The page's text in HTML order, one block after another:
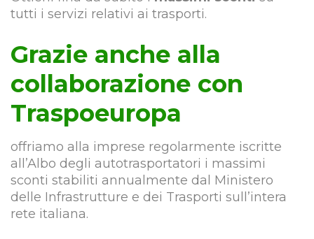
tutti i servizi relativi ai trasporti.
Grazie anche alla
collaborazione con
Traspoeuropa
offriamo alla imprese regolarmente iscritte
all’Albo degli autotrasportatori i massimi
sconti stabiliti annualmente dal Ministero
delle Infrastrutture e dei Trasporti sull’intera
rete italiana.